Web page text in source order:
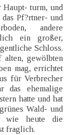
Haupt- turm, und
das Pf?rtner- und
andere
ein großer,
Schloss.
alten, gewölbten
mag, errichtet
für Verbrecher
das ehemalige
hatte und hat
Wald- und
wie heute die
fraglich.